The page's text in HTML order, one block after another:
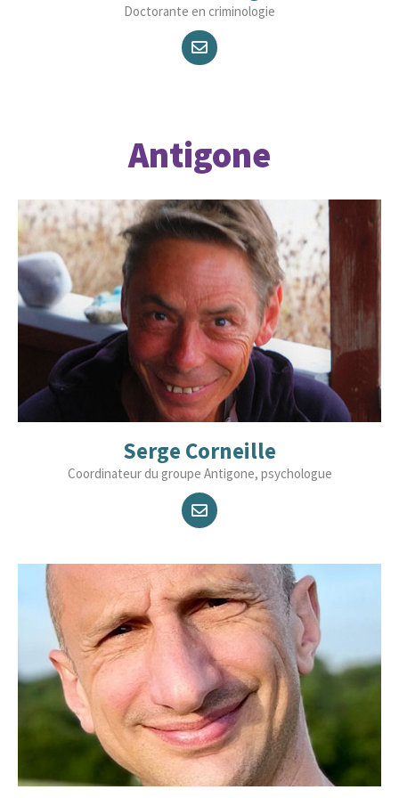
Doctorante en criminologie
Antigone
Serge Corneille
Coordinateur du groupe Antigone, psychologue